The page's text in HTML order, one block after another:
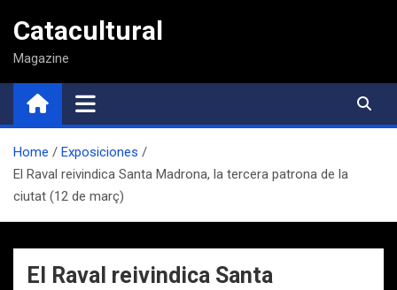
contenido
Catacultural
Magazine
Home
Exposiciones
El Raval reivindica Santa Madrona, la tercera patrona de la
ciutat (12 de març)
El Raval reivindica Santa